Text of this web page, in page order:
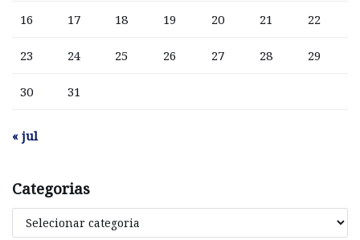
16 17 18 19 20 21 22
23 24 25 26 27 28 29
30 31
« jul
Categorias